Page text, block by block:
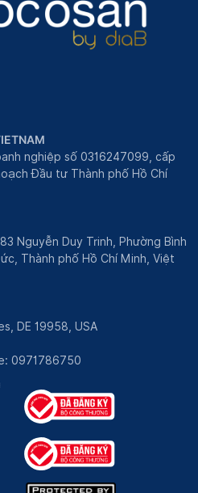
nghiệp số 0316247099, cấp
Đầu tư Thành phố Hồ Chí
Nguyễn Duy Trinh, Phường Bình
Thành phố Hồ Chí Minh, Việt
DE 19958, USA
0971786750